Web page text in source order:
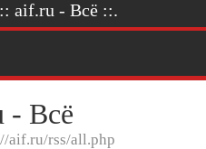
aif.ru - Всё ::.
- Всё
aif.ru/rss/all.php